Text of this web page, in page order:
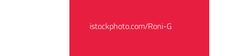
istockphoto.com/Roni-G